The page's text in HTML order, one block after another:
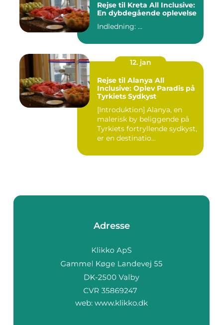
Rejse til Kreta All Inclusive:
En dybdegående oplevelse
Indledning: ...
12. jan
Rejse til Alanya All
Inclusive: Oplev Paradis på
Tyrkiets Sydkyst
[Introduktion] Alanya, en
malerisk by beliggende på
Tyrkiets fortryllende sydkyst,
er en destinatio...
Adresse
web: www.klikko.dk